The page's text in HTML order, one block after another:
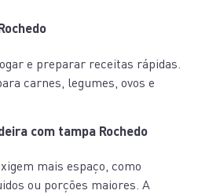
e preparar receitas rápidas.
carnes, legumes, ovos e
com tampa Rochedo
mais espaço, como
ou porções maiores. A